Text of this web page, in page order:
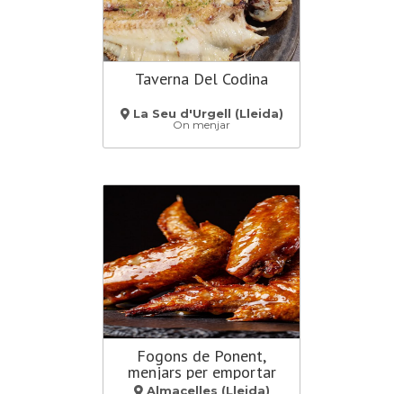
Taverna Del Codina
La Seu d'Urgell (Lleida)
On menjar
Fogons de Ponent,
menjars per emportar
Almacelles (Lleida)